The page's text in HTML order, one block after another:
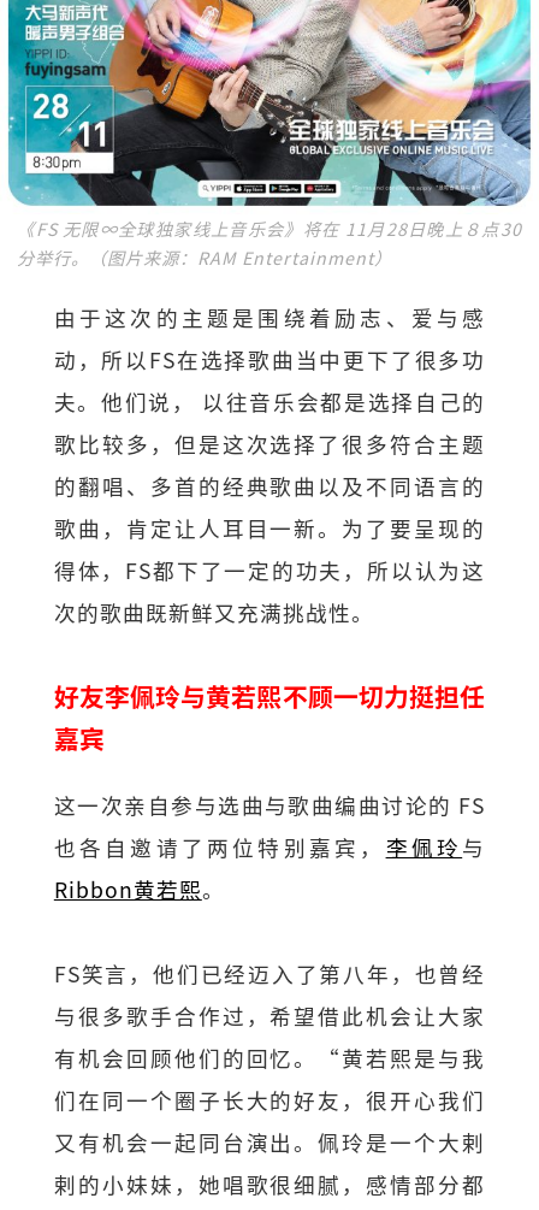
《FS 无限∞全球独家线上音乐会》将在 11月28日晚上８点30
分举行。（图片来源：RAM Entertainment）
由于这次的主题是围绕着励志、爱与感
动，所以FS在选择歌曲当中更下了很多功
夫。他们说， 以往音乐会都是选择自己的
歌比较多，但是这次选择了很多符合主题
的翻唱、多首的经典歌曲以及不同语言的
歌曲，肯定让人耳目一新。为了要呈现的
得体，FS都下了一定的功夫，所以认为这
次的歌曲既新鲜又充满挑战性。
好友李佩玲与黄若熙不顾一切力挺担任
嘉宾
这一次亲自参与选曲与歌曲编曲讨论的 FS
也各自邀请了两位特别嘉宾， 李佩玲 与
Ribbon黄若熙。
FS笑言，他们已经迈入了第八年，也曾经
与很多歌手合作过，希望借此机会让大家
有机会回顾他们的回忆。“黄若熙是与我
们在同一个圈子长大的好友，很开心我们
又有机会一起同台演出。佩玲是一个大剌
剌的小妹妹，她唱歌很细腻，感情部分都